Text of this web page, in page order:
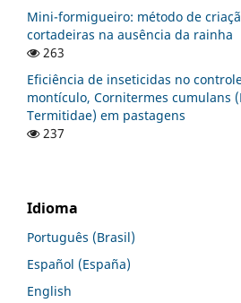
Mini-formigueiro: método de
cortadeiras na ausência da rainha
263
Eficiência de inseticidas no
montículo, Cornitermes cumulans
Termitidae) em pastagens
237
Idioma
Português (Brasil)
Español (España)
English